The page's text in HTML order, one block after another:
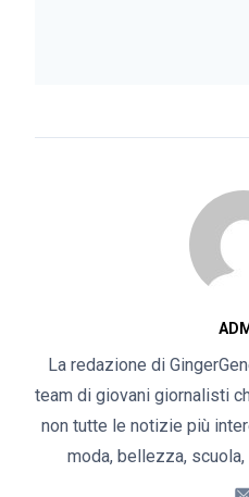
La redazione di
team di giovani giornalisti
non tutte le notizie più
moda, bellezza,